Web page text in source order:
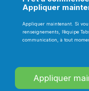
Appliquer
Appliquer maintenant. Si
renseignements, l’équipe
communication, à tout
Appliquer